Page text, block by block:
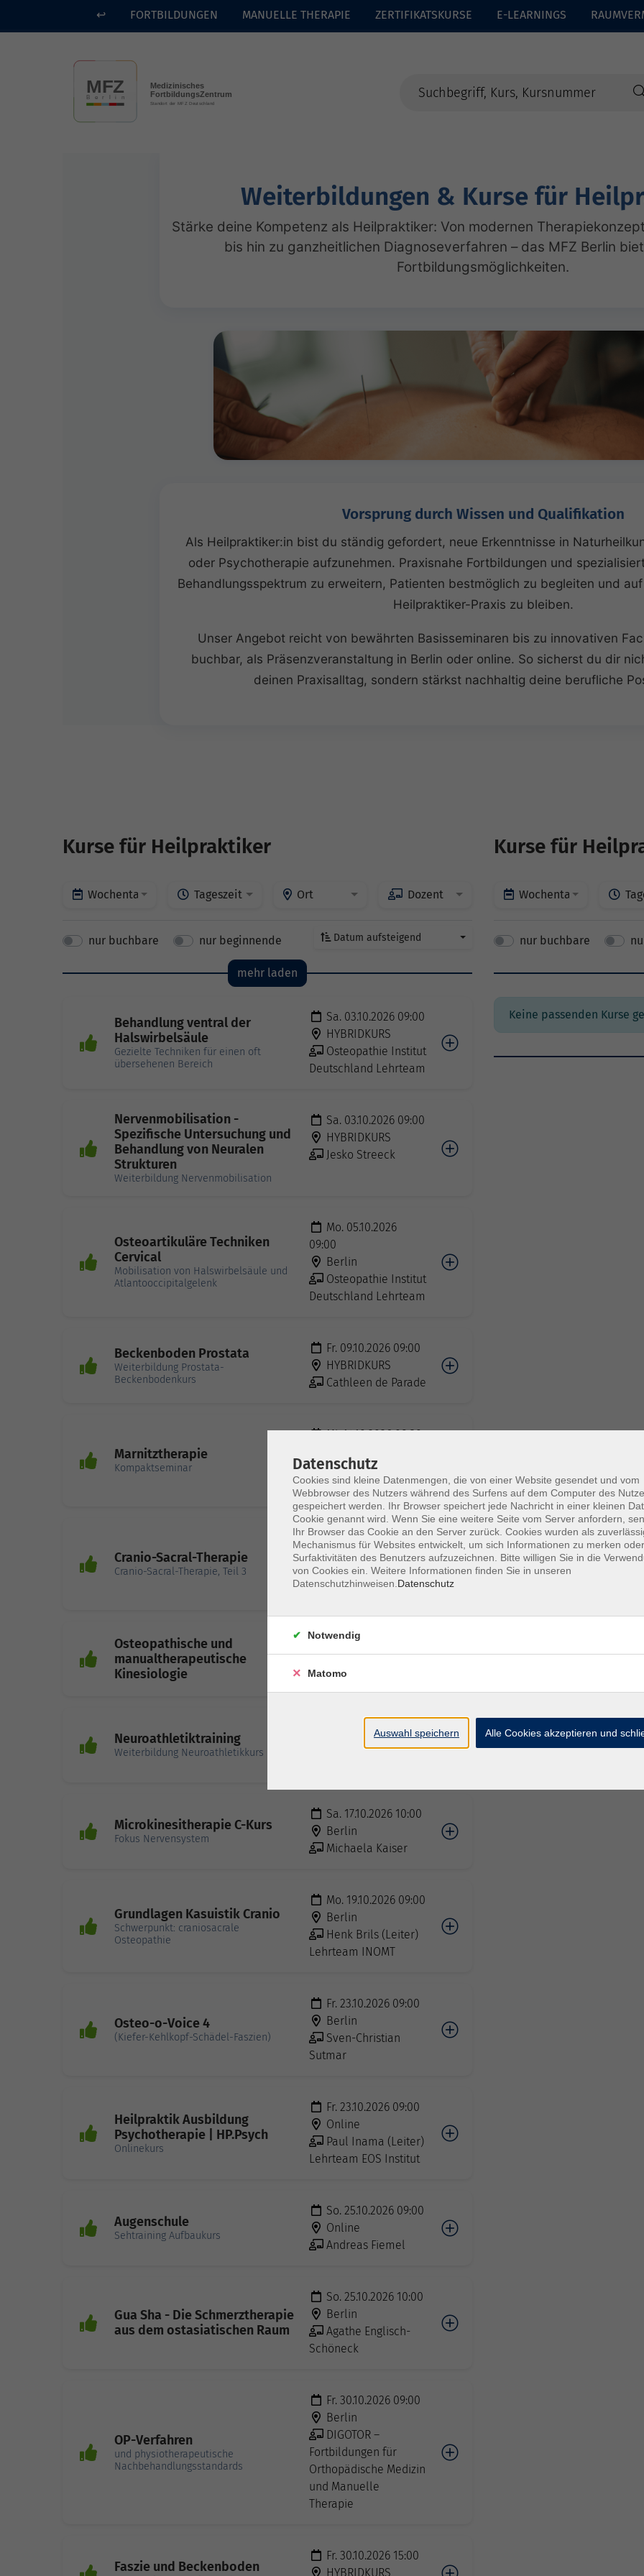
Skip to main content
↩ FORTBILDUNGEN MANUELLE THERAPIE ZERTIFIKATSKURSE E-LEARNINGS
Weiterbildungen & Kurse für
Stärke deine Kompetenz als Heilpraktiker: Von modernen
bis hin zu ganzheitlichen Diagnoseverfahren – das MFZ Berlin
Fortbildungsmöglichkeiten.
Vorsprung durch Wissen und Qualifikation
Als Heilpraktiker:in bist du ständig gefordert, neue Erkenntnisse in
oder Psychotherapie aufzunehmen. Praxisnahe Fortbildungen und
Behandlungsspektrum zu erweitern, Patienten bestmöglich zu begleiten und
Heilpraktiker-Praxis zu bleiben.
Unser Angebot reicht von bewährten Basisseminaren bis zu innovativen
buchbar, als Präsenzveranstaltung in Berlin oder online. So sicherst du dir
deinen Praxisalltag, sondern stärkst nachhaltig deine berufliche
Kurse für Heilpraktiker
Wochentage Tageszeit Ort Dozent
nur buchbare nur beginnende Datum aufsteigend
mehr laden
Behandlung ventral der
Halswirbelsäule
Gezielte Techniken für einen oft
übersehenen Bereich
Sa. 03.10.2026 09:00
HYBRIDKURS
Osteopathie Institut
Deutschland Lehrteam
Nervenmobilisation -
Spezifische Untersuchung und
Behandlung von Neuralen
Strukturen
Weiterbildung Nervenmobilisation
Sa. 03.10.2026 09:00
HYBRIDKURS
Jesko Streeck
Osteoartikuläre Techniken
Cervical
Mobilisation von Halswirbelsäule und
Atlantooccipitalgelenk
Mo. 05.10.2026
09:00
Berlin
Osteopathie Institut
Deutschland Lehrteam
Beckenboden Prostata
Weiterbildung Prostata-
Beckenbodenkurs
Fr. 09.10.2026 09:00
HYBRIDKURS
Cathleen de Parade
Marnitztherapie
Kompaktseminar
Mi. 14.10.2026 08:30
Johanna
Blumenschein
Cranio-Sacral-Therapie
Cranio-Sacral-Therapie, Teil 3
Mi. 14.10.2026 09:00
Berlin
Henk Brils (Leiter)
Lehrteam INOMT
Osteopathische und
manualtherapeutische
Kinesiologie
Fr. 16.10.2026 09:00
Berlin
Uwe Schiffner
Neuroathletiktraining
Weiterbildung Neuroathletikkurs
Fr. 16.10.2026 09:00
Microkinesitherapie C-Kurs
Fokus Nervensystem
Sa. 17.10.2026 10:00
Berlin
Michaela Kaiser
Grundlagen Kasuistik Cranio
Schwerpunkt: craniosacrale
Osteopathie
Mo. 19.10.2026 09:00
Berlin
Henk Brils (Leiter)
Lehrteam INOMT
Osteo-o-Voice 4
(Kiefer-Kehlkopf-Schädel-Faszien)
Fr. 23.10.2026 09:00
Berlin
Sven-Christian
Sutmar
Heilpraktik Ausbildung
Psychotherapie | HP.Psych
Onlinekurs
Fr. 23.10.2026 09:00
Online
Paul Inama (Leiter)
Lehrteam EOS Institut
Augenschule
Sehtraining Aufbaukurs
So. 25.10.2026 09:00
Online
Andreas Fiemel
Gua Sha - Die Schmerztherapie
aus dem ostasiatischen Raum
So. 25.10.2026 10:00
Berlin
Agathe Englisch-
Schöneck
OP-Verfahren
und physiotherapeutische
Nachbehandlungsstandards
Fr. 30.10.2026 09:00
Berlin
DIGOTOR –
Fortbildungen für
Orthopädische Medizin
und Manuelle
Therapie
Faszie und Beckenboden
Fr. 30.10.2026 15:00
HYBRIDKURS
Kurse für
Wochentage
nur buchbare
Keine passenden Kurse
Datenschutz
Cookies sind kleine Datenmengen, die von einer Website gesendet und vom
Webbrowser des Nutzers während des Surfens auf dem Computer des
gespeichert werden. Ihr Browser speichert jede Nachricht in einer kleinen
Cookie genannt wird. Wenn Sie eine weitere Seite vom Server anfordern,
Ihr Browser das Cookie an den Server zurück. Cookies wurden als
Mechanismus für Websites entwickelt, um sich Informationen zu merken
Surfaktivitäten des Benutzers aufzuzeichnen. Bitte willigen Sie in die
von Cookies ein. Weitere Informationen finden Sie in unseren
Datenschutzhinweisen. Datenschutz
Notwendig
Matomo
Auswahl speichern Alle Cookies akzeptieren und